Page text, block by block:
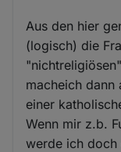
Aus den hier
(logisch) die
macheich dann
einer
Wenn mir z.b.
werde ich